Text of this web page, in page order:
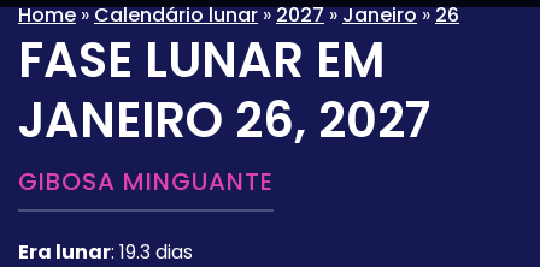
Home»Calendário lunar»2027»Janeiro»26
FASE LUNAR EM
JANEIRO 26, 2027
GIBOSA MINGUANTE
Era lunar: 19.3 dias